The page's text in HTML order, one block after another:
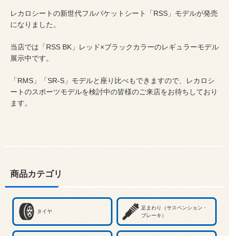
レカロシートの新世代フルバケットシート「RSS」モデルが発売
になりました。
当店では「RSS BK」レッド×ブラックカラーのレギュラーモデル
展示中です。
「RMS」「SR-S」モデルと座り比べもできますので、レカロシ
ートのスポーツモデルを検討中の皆様のご来店をお待ちしており
ます。
商品カテゴリ
タイヤ
足まわり（サスペンション・
ブレーキ）